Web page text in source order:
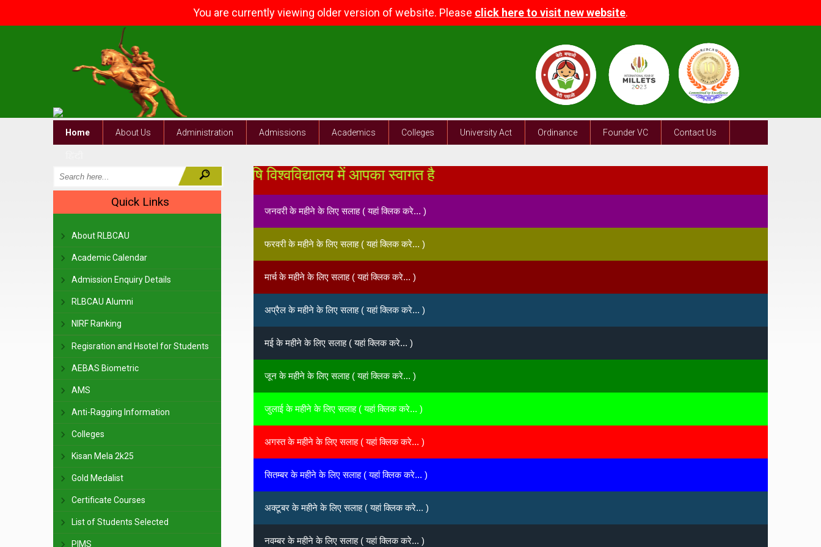
You are currently viewing older version of website. Please click here to visit new website.
Home About Us Administration Admissions Academics Colleges University Act Ordinance Founder VC Contact Us
Quick Links
About RLBCAU
Academic Calendar
Admission Enquiry Details
RLBCAU Alumni
NIRF Ranking
Regisration and Hsotel for Students
AEBAS Biometric
AMS
Anti-Ragging Information
Colleges
Kisan Mela 2k25
Gold Medalist
Certificate Courses
List of Students Selected
PIMS
रानी लक्ष्मीबाई केन्द्रीय कृषि विश्वविद्यालय में आपका स्वागत है
जनवरी के महीने के लिए सलाह ( यहां क्लिक करे... )
फरवरी के महीने के लिए सलाह ( यहां क्लिक करे... )
मार्च के महीने के लिए सलाह ( यहां क्लिक करे... )
अप्रैल के महीने के लिए सलाह ( यहां क्लिक करे... )
मई के महीने के लिए सलाह ( यहां क्लिक करे... )
जून के महीने के लिए सलाह ( यहां क्लिक करे... )
जुलाई के महीने के लिए सलाह ( यहां क्लिक करे... )
अगस्त के महीने के लिए सलाह ( यहां क्लिक करे... )
सितम्बर के महीने के लिए सलाह ( यहां क्लिक करे... )
अक्टूबर के महीने के लिए सलाह ( यहां क्लिक करे... )
नवम्बर के महीने के लिए सलाह ( यहां क्लिक करे... )